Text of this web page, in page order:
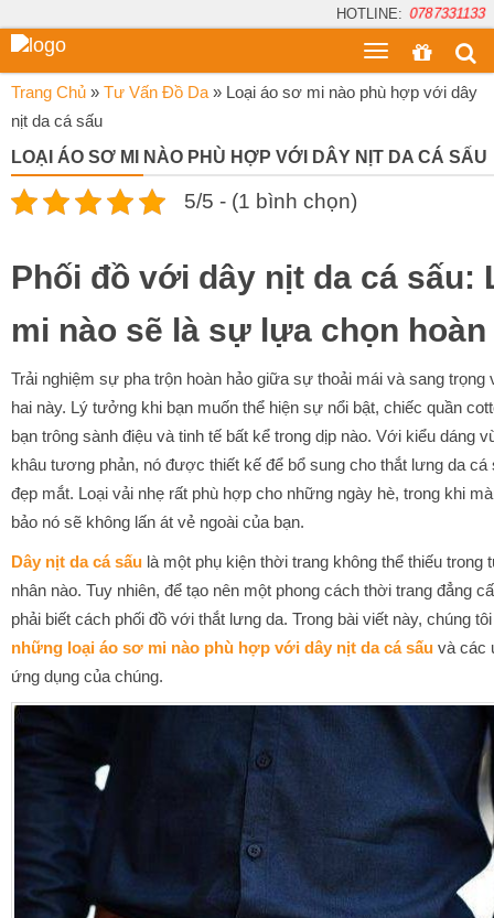
HOTLINE: 0787331133
Toggle
menu
Trang Chủ » Tư Vấn Đồ Da » Loại áo sơ mi nào phù hợp với dây
nịt da cá sấu
LOẠI ÁO SƠ MI NÀO PHÙ HỢP VỚI DÂY NỊT DA CÁ SẤU
5/5 - (1 bình chọn)
Phối đồ với dây nịt da cá sấu:
mi nào sẽ là sự lựa chọn hoàn
Trải nghiệm sự pha trộn hoàn hảo giữa sự thoải mái và sang
hai này. Lý tưởng khi bạn muốn thể hiện sự nổi bật, chiếc quần
bạn trông sành điệu và tinh tế bất kể trong dịp nào. Với kiểu dáng
khâu tương phản, nó được thiết kế để bổ sung cho thắt lưng da cá
đẹp mắt. Loại vải nhẹ rất phù hợp cho những ngày hè, trong khi
bảo nó sẽ không lấn át vẻ ngoài của bạn.
Dây nịt da cá sấu là một phụ kiện thời trang không thể thiếu trong
nhân nào. Tuy nhiên, để tạo nên một phong cách thời trang đẳng
phải biết cách phối đồ với thắt lưng da. Trong bài viết này, chúng
những loại áo sơ mi nào phù hợp với dây nịt da cá sấu và các
ứng dụng của chúng.